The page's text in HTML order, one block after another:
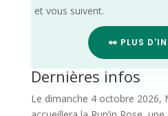
et vous suivent.
👀 PLUS
Dernières infos
Le dimanche 4 octobre 2026,